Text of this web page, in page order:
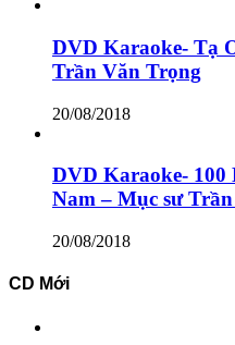
DVD Karaoke- Tạ
Trần Văn Trọng
20/08/2018
DVD Karaoke-
Nam – Mục sư
20/08/2018
CD Mới